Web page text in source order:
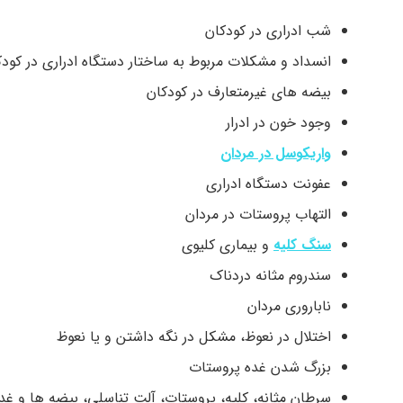
شب ادراری در کودکان
انسداد و مشکلات مربوط به ساختار دستگاه ادراری در
بیضه های غیرمتعارف در کودکان
وجود خون در ادرار
واریکوسل در مردان
عفونت دستگاه ادراری
التهاب پروستات در مردان
سنگ کلیه و بیماری کلیوی
سندروم مثانه دردناک
ناباروری مردان
اختلال در نعوظ، مشکل در نگه داشتن و یا نعوظ
بزرگ شدن غده پروستات
سرطان مثانه، کلیه، پروستات، آلت تناسلی، بیضه ها و